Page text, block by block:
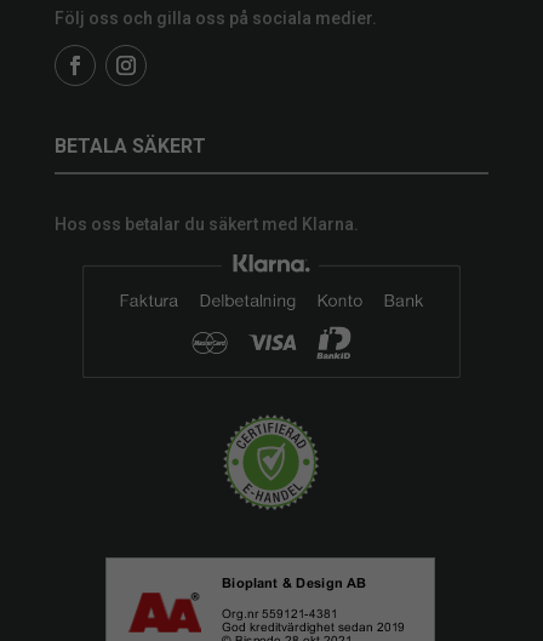
Följ oss och gilla oss på sociala medier.
BETALA SÄKERT
Hos oss betalar du säkert med Klarna.